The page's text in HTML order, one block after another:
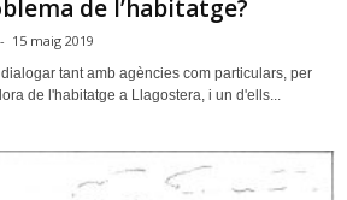
de l’habitatge?
- 15 maig 2019
tant amb agències com particulars, per
de l'habitatge a Llagostera, i un d'ells...